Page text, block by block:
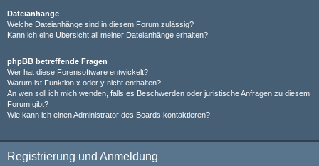
Dateianhänge
Welche Dateianhänge sind in diesem Forum zulässig?
Kann ich eine Übersicht all meiner Dateianhänge erhalten?
phpBB betreffende Fragen
Wer hat diese Forensoftware entwickelt?
Warum ist Funktion x oder y nicht enthalten?
An wen soll ich mich wenden, falls es Beschwerden oder juristische Anfragen zu diesem
Forum gibt?
Wie kann ich einen Administrator des Boards kontaktieren?
Registrierung und Anmeldung